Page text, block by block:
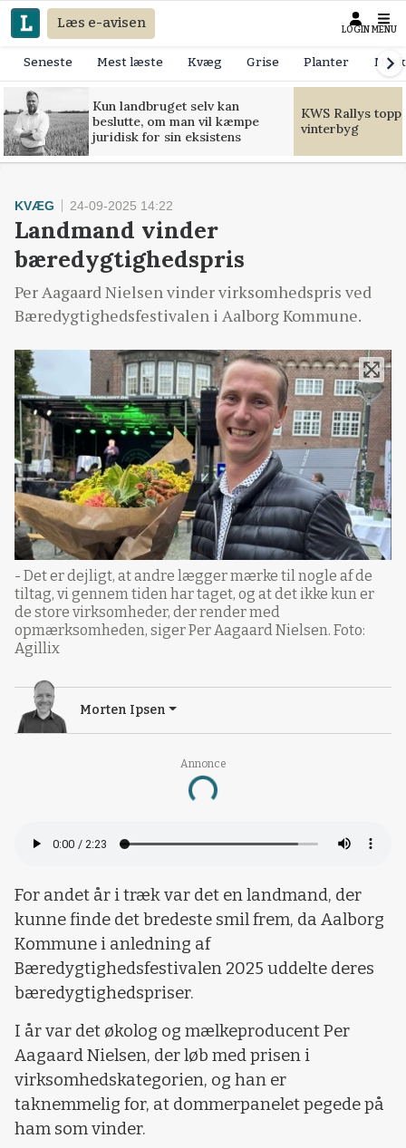
Læs e-avisen LOGIN MENU
Seneste Mest læste Kvæg Grise Planter
Kun landbruget selv kan
beslutte, om man vil kæmpe
juridisk for sin eksistens
KWS Rallys
vinterbyg
Annonce
Loading...
KVÆG 24-09-2025 14:22
Landmand vinder
bæredygtighedspris
Per Aagaard Nielsen vinder virksomhedspris ved
Bæredygtighedsfestivalen i Aalborg Kommune.
- Det er dejligt, at andre lægger mærke til nogle af de
tiltag, vi gennem tiden har taget, og at det ikke kun er
de store virksomheder, der render med
opmærksomheden, siger Per Aagaard Nielsen. Foto:
Agillix
Morten Ipsen
For andet år i træk var det en landmand, der
kunne finde det bredeste smil frem, da Aalborg
Kommune i anledning af
Bæredygtighedsfestivalen 2025 uddelte deres
bæredygtighedspriser.
I år var det økolog og mælkeproducent Per
Aagaard Nielsen, der løb med prisen i
virksomhedskategorien, og han er
taknemmelig for, at dommerpanelet pegede på
ham som vinder.